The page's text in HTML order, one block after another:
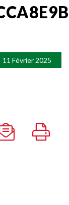
11 Février 2025